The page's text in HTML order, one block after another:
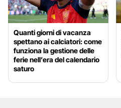
Quanti giorni di vacanza
spettano ai calciatori: come
funziona la gestione delle
ferie nell’era del calendario
saturo